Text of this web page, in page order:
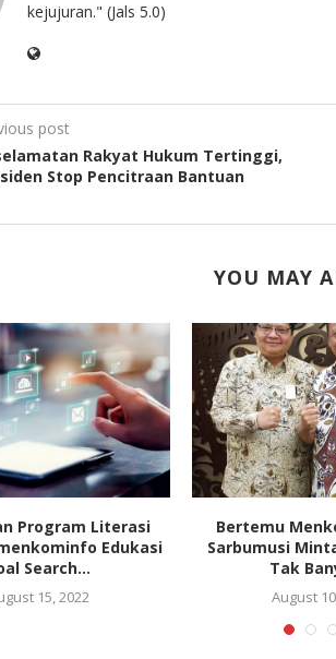
kejujuran." (Jals 5.0)
post
Rakyat Hukum Tertinggi,
Stop Pencitraan Bantuan
YOU MAY
Program Literasi
Edukasi
Search...
15, 2022
Bertemu
Sarbumusi
Tak
August